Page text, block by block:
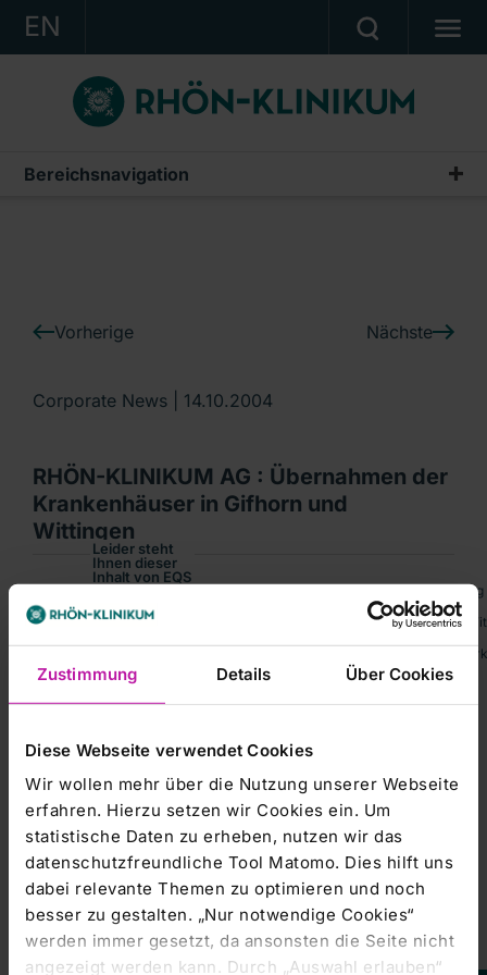
Zustimmung Details Über Cookies
Diese Webseite verwendet Cookies
Wir wollen mehr über die Nutzung unserer Webseite
erfahren. Hierzu setzen wir Cookies ein. Um
statistische Daten zu erheben, nutzen wir das
datenschutzfreundliche Tool Matomo. Dies hilft uns
dabei relevante Themen zu optimieren und noch
besser zu gestalten. „Nur notwendige Cookies“
werden immer gesetzt, da ansonsten die Seite nicht
angezeigt werden kann. Durch „Auswahl erlauben“
EN
KONZERN
KLINIKEN
KARRIERE
Ein Unternehmen der RHÖN-KLINIKUM AG
Bereichsnavigation
IR-News
Vorherige Nächste
Corporate News | 14.10.2004
RHÖN-KLINIKUM AG : Übernahmen der
Krankenhäuser in Gifhorn und
Wittingen
Corporate-News übermittelt durch die DGAP.Für den Inhalt der
RHÖN-KLINIKUM AG : Übernahmen der Krankenhäuser in Gifhorn und
WKN: 704233; ISIN: DE0007042335; Index: MDAXNotiert: Amtlicher
Leider steht
Ihnen dieser
Inhalt von EQS
aktuell nicht
zur
Um Ihnen das
Nutzererlebnis
ermöglichen,
Einstellungen
anzupassen.
Marketing-
Cookies
akzeptieren